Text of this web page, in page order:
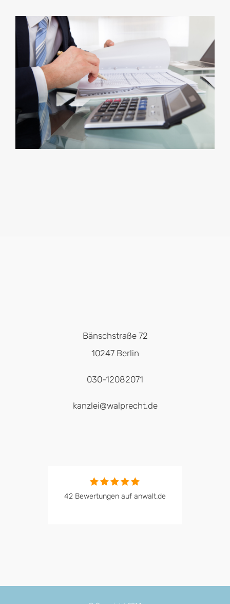
Bänschstraße 72
10247 Berlin
030-12082071
kanzlei@walprecht.de
42 Bewertungen auf anwalt.de